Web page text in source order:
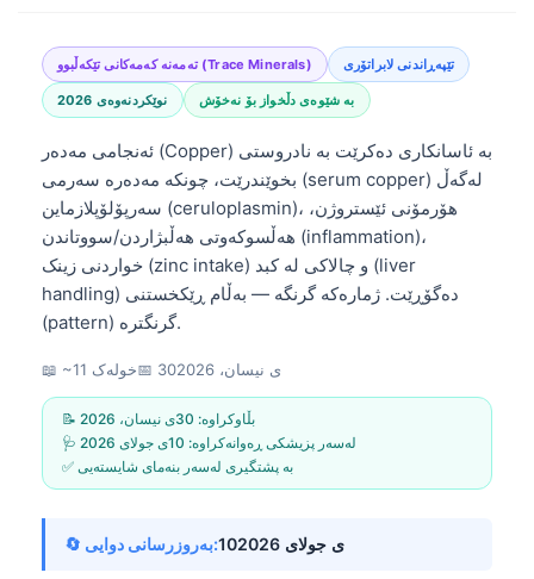
تەمەنە کەمەکانی تێکەڵبوو (Trace Minerals) تێپەڕاندنی لابراتۆری
نوێکردنەوەی 2026 بە شێوەی دڵخواز بۆ نەخۆش
ئەنجامی مەدەر (Copper) بە ئاسانکاری دەکرێت بە نادروستی
بخوێندرێت، چونکە مەدەرە سەرمی (serum copper) لەگەڵ
سەرپۆلۆپلازماین (ceruloplasmin)، هۆرمۆنی ئێستروژن،
هەڵسوکەوتی هەڵبژاردن/سووتاندن (inflammation)،
خواردنی زینک (zinc intake) و چالاکی لە کبد (liver
handling) دەگۆڕێت. ژمارەکە گرنگە — بەڵام ڕێکخستنی
(pattern) گرنگترە.
📖 ~11 خولەک📅 30ی نیسان، 2026
📝 بڵاوکراوە: 30ی نیسان، 2026
🩺 لەسەر پزیشکی ڕەوانەکراوە: 10ی جولای 2026
✅ بە پشتگیری لەسەر بنەمای شایستەیی
🔄 بەروزرسانی دوایی: 10ی جولای 2026